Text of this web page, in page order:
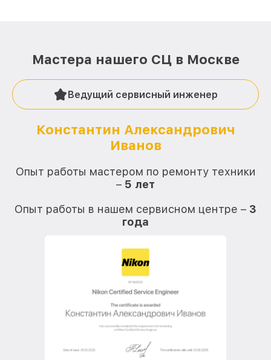
Мастера нашего СЦ в Москве
Ведущий сервисный инженер
Константин Александрович
Иванов
Опыт работы мастером по ремонту техники
– 5 лет
Опыт работы в нашем сервисном центре – 3
года